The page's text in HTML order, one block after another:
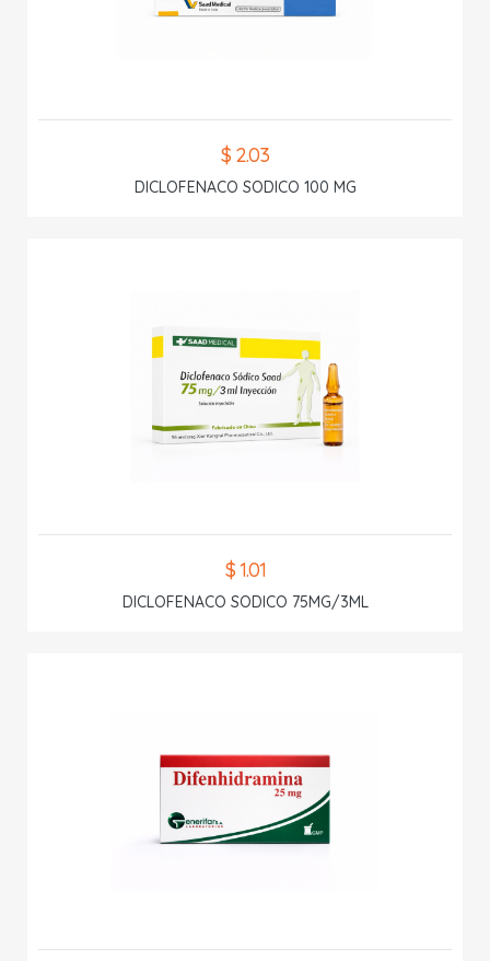
$ 2.03
DICLOFENACO SODICO 100 MG
$ 1.01
DICLOFENACO SODICO 75MG/3ML